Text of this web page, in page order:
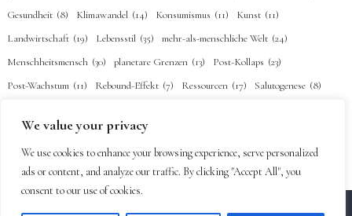
We value your privacy
We use cookies to enhance your browsing experience, serve personalized
ads or content, and analyze our traffic. By clicking "Accept All", you
consent to our use of cookies.
Gesundheit (8) Klimawandel (14) Konsumismus (11) Kunst (11)
Landwirtschaft (19) Lebensstil (35) mehr-als-menschliche Welt (24)
Menschheitsmensch (30) planetare Grenzen (13) Post-Kollaps (23)
Post-Wachstum (11) Rebound-Effekt (7) Ressourcen (17) Salutogenese (8)
Urgeschichte (1) Verbundenheit (34)
Übernutzung (15) Überwachung (2)